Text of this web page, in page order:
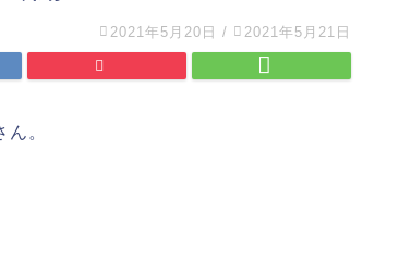
2021年5月20日 / 2021年5月21日
。